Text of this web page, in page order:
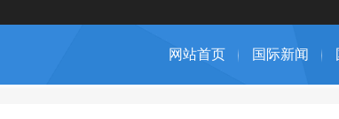
网站首页 国际新闻